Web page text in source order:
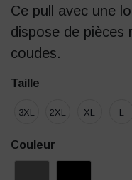
Ce pull avec une
dispose de pièces
coudes.
Taille
3XL 2XL XL L
Couleur